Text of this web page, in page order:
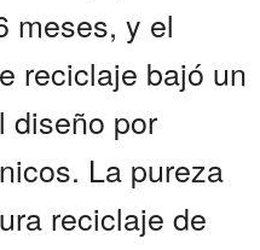
meses, y el
reciclaje bajó un
diseño por
La pureza
reciclaje de